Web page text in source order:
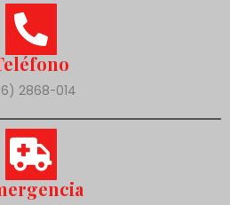
2868-014